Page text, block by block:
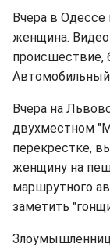
Вчера в
женщина. Видео
происшествие,
Автомобильный
Вчера на
двухместном
перекрестке,
женщину на
маршрутного
заметить